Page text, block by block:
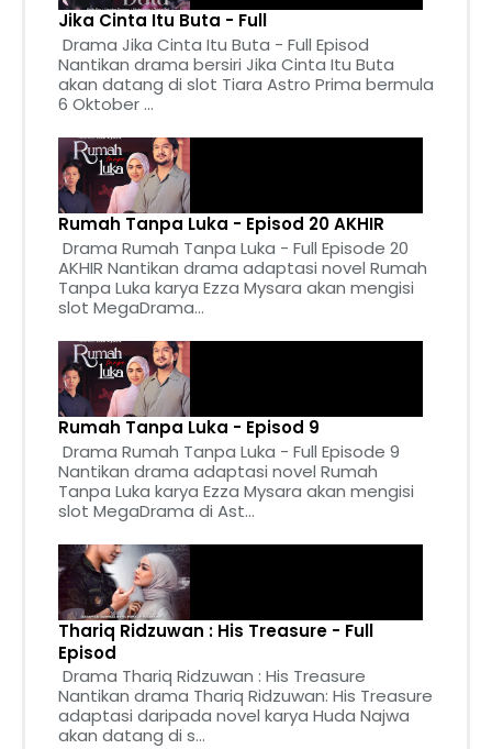
Jika Cinta Itu Buta - Full
Drama Jika Cinta Itu Buta - Full Episod
Nantikan drama bersiri Jika Cinta Itu Buta
akan datang di slot Tiara Astro Prima bermula
6 Oktober ...
Rumah Tanpa Luka - Episod 20 AKHIR
Drama Rumah Tanpa Luka - Full Episode 20
AKHIR Nantikan drama adaptasi novel Rumah
Tanpa Luka karya Ezza Mysara akan mengisi
slot MegaDrama...
Rumah Tanpa Luka - Episod 9
Drama Rumah Tanpa Luka - Full Episode 9
Nantikan drama adaptasi novel Rumah
Tanpa Luka karya Ezza Mysara akan mengisi
slot MegaDrama di Ast...
Thariq Ridzuwan : His Treasure - Full
Episod
Drama Thariq Ridzuwan : His Treasure
Nantikan drama Thariq Ridzuwan: His Treasure
adaptasi daripada novel karya Huda Najwa
akan datang di s...